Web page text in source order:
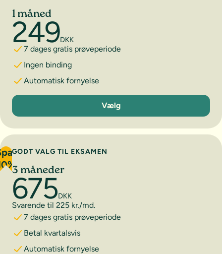
1 måned
249DKK
7 dages gratis prøveperiode
Ingen binding
Automatisk fornyelse
1 måned
Vælg
GODT VALG TIL EKSAMEN
3 måneder
675DKK
Svarende til 225 kr./md.
7 dages gratis prøveperiode
Betal kvartalsvis
Automatisk fornyelse